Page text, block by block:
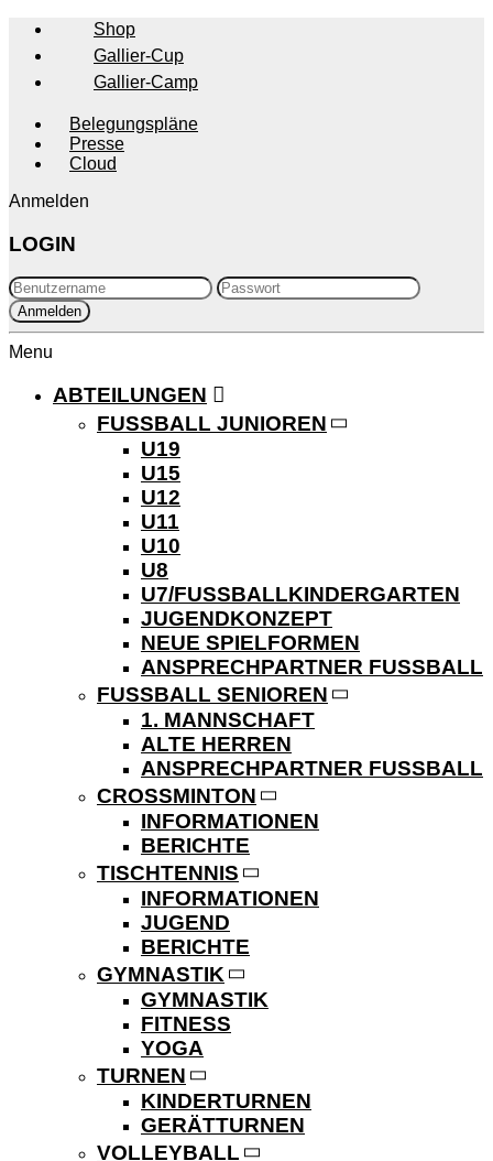
Shop
Gallier-Cup
Gallier-Camp
Belegungspläne
Presse
Cloud
Anmelden
LOGIN
Menu
ABTEILUNGEN
FUSSBALL JUNIOREN
U19
U15
U12
U11
U10
U8
U7/FUSSBALLKINDERGARTEN
JUGENDKONZEPT
NEUE SPIELFORMEN
ANSPRECHPARTNER FUSSBALL
FUSSBALL SENIOREN
1. MANNSCHAFT
ALTE HERREN
ANSPRECHPARTNER FUSSBALL
CROSSMINTON
INFORMATIONEN
BERICHTE
TISCHTENNIS
INFORMATIONEN
JUGEND
BERICHTE
GYMNASTIK
GYMNASTIK
FITNESS
YOGA
TURNEN
KINDERTURNEN
GERÄTTURNEN
VOLLEYBALL